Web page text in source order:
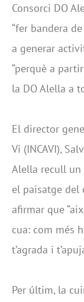
Consorci DO
“fer bandera
a generar
“perquè a
la DO Alella a
El director
Vi (INCAVI),
Alella recull un
el paisatge del
afirmar que
cua: com més
t’agrada i
Per últim, la